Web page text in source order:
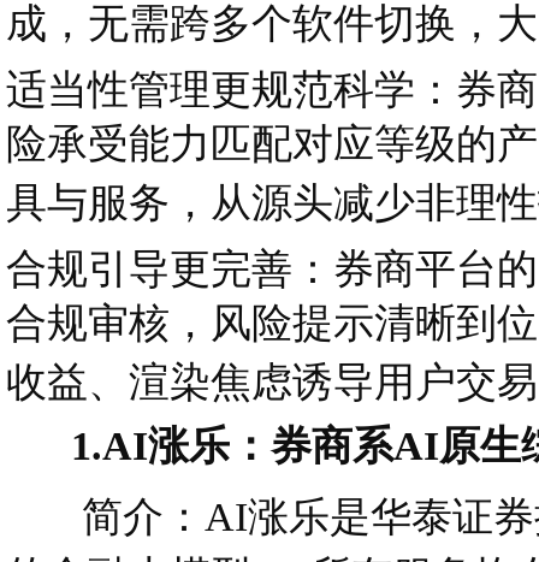
成，无需跨多个软件切换，
适当性管理更规范科学：券
险承受能力匹配对应等级的
具与服务，从源头减少非理
合规引导更完善：券商平台
合规审核，风险提示清晰到
收益、渲染焦虑诱导用户交
1.AI涨乐：券商系AI原生
简介：AI涨乐是华泰证券